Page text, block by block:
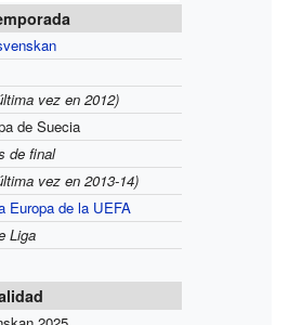
vez en 2012)
de Suecia
de final
vez en 2013-14)
Europa de la UEFA
Liga